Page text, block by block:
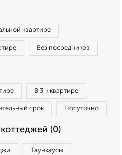
квартире
Без посредников
В 3‑к квартире
срок Посуточно
(0)
Таунхаусы